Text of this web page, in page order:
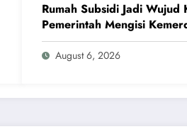
Rumah Subsidi Jadi Wujud
Pemerintah Mengisi
dengan Kesejahteraan
August 6, 2026